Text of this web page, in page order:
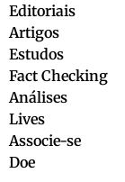
Editoriais
Artigos
Estudos
Fact Checking
Análises
Lives
Associe-se
Doe